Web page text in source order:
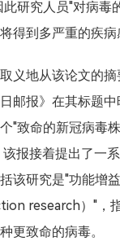
研究人员"对病毒
得到多严重的疾病
义地从该论文的摘
邮报》在其标题
"致命的新冠病毒
报接着提出了一
该研究是"功能增
research）"，
更致命的病毒。